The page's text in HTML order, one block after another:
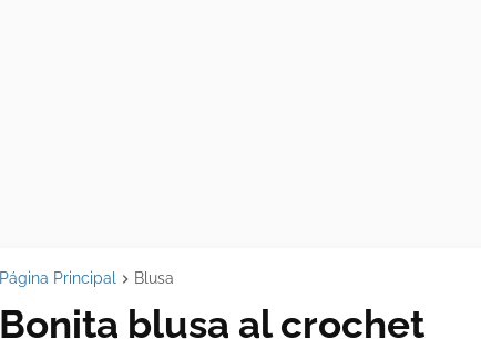
Página Principal Blusa
Bonita blusa al crochet